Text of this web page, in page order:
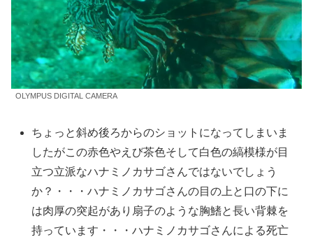
OLYMPUS DIGITAL CAMERA
ちょっと斜め後ろからのショットになってしまいま
したがこの赤色やえび茶色そして白色の縞模様が目
立つ立派なハナミノカサゴさんではないでしょう
か？・・・ハナミノカサゴさんの目の上と口の下に
は肉厚の突起があり扇子のような胸鰭と長い背棘を
持っています・・・ハナミノカサゴさんによる死亡